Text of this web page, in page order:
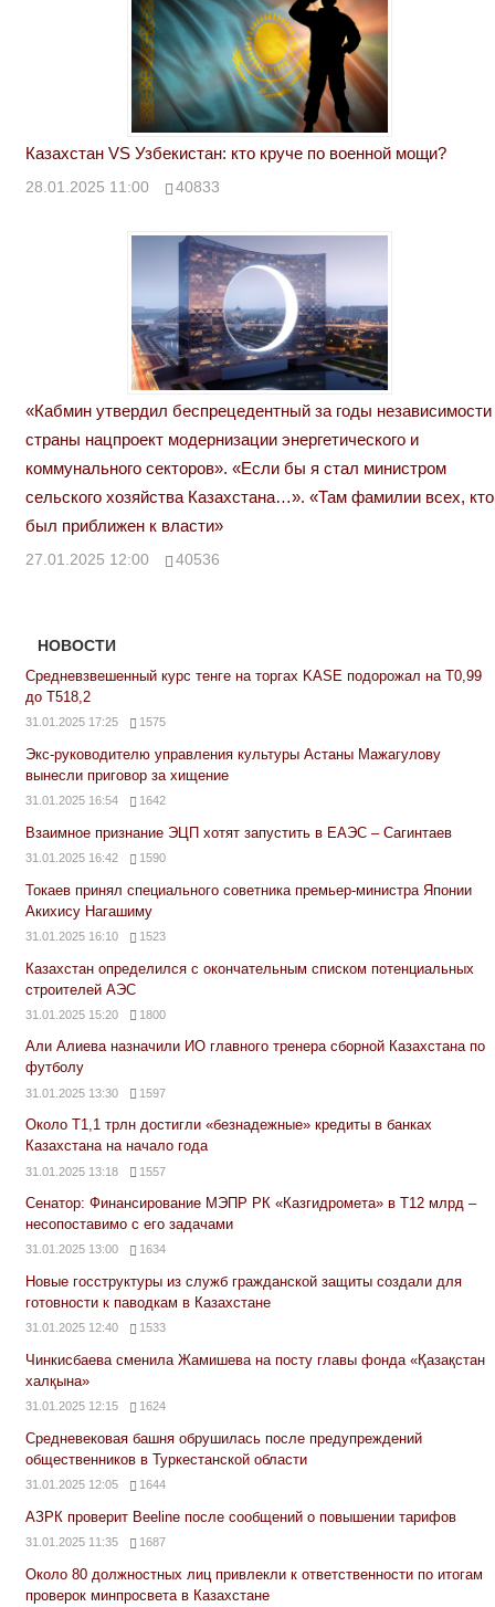
Казахстан VS Узбекистан: кто круче по военной мощи?
28.01.2025 11:00 40833
«Кабмин утвердил беспрецедентный за годы независимости
страны нацпроект модернизации энергетического и
коммунального секторов». «Если бы я стал министром
сельского хозяйства Казахстана…». «Там фамилии всех, кто
был приближен к власти»
27.01.2025 12:00 40536
НОВОСТИ
Средневзвешенный курс тенге на торгах KASE подорожал на Т0,99
до Т518,2
31.01.2025 17:25 1575
Экс-руководителю управления культуры Астаны Мажагулову
вынесли приговор за хищение
31.01.2025 16:54 1642
Взаимное признание ЭЦП хотят запустить в ЕАЭС – Сагинтаев
31.01.2025 16:42 1590
Токаев принял специального советника премьер-министра Японии
Акихису Нагашиму
31.01.2025 16:10 1523
Казахстан определился с окончательным списком потенциальных
строителей АЭС
31.01.2025 15:20 1800
Али Алиева назначили ИО главного тренера сборной Казахстана по
футболу
31.01.2025 13:30 1597
Около Т1,1 трлн достигли «безнадежные» кредиты в банках
Казахстана на начало года
31.01.2025 13:18 1557
Сенатор: Финансирование МЭПР РК «Казгидромета» в Т12 млрд –
несопоставимо с его задачами
31.01.2025 13:00 1634
Новые госструктуры из служб гражданской защиты создали для
готовности к паводкам в Казахстане
31.01.2025 12:40 1533
Чинкисбаева сменила Жамишева на посту главы фонда «Қазақстан
халқына»
31.01.2025 12:15 1624
Средневековая башня обрушилась после предупреждений
общественников в Туркестанской области
31.01.2025 12:05 1644
АЗРК проверит Beeline после сообщений о повышении тарифов
31.01.2025 11:35 1687
Около 80 должностных лиц привлекли к ответственности по итогам
проверок минпросвета в Казахстане